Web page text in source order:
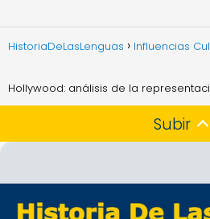
HistoriaDeLasLenguas Influencias
Hollywood: análisis de la
Subir